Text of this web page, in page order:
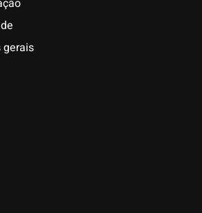
gerais